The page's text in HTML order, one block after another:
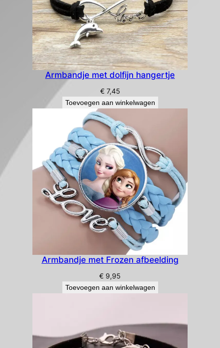
Armbandje met dolfijn hangertje
€7,45
Toevoegen aan winkelwagen
Armbandje met Frozen afbeelding
€ 9,95
Toevoegen aan winkelwagen